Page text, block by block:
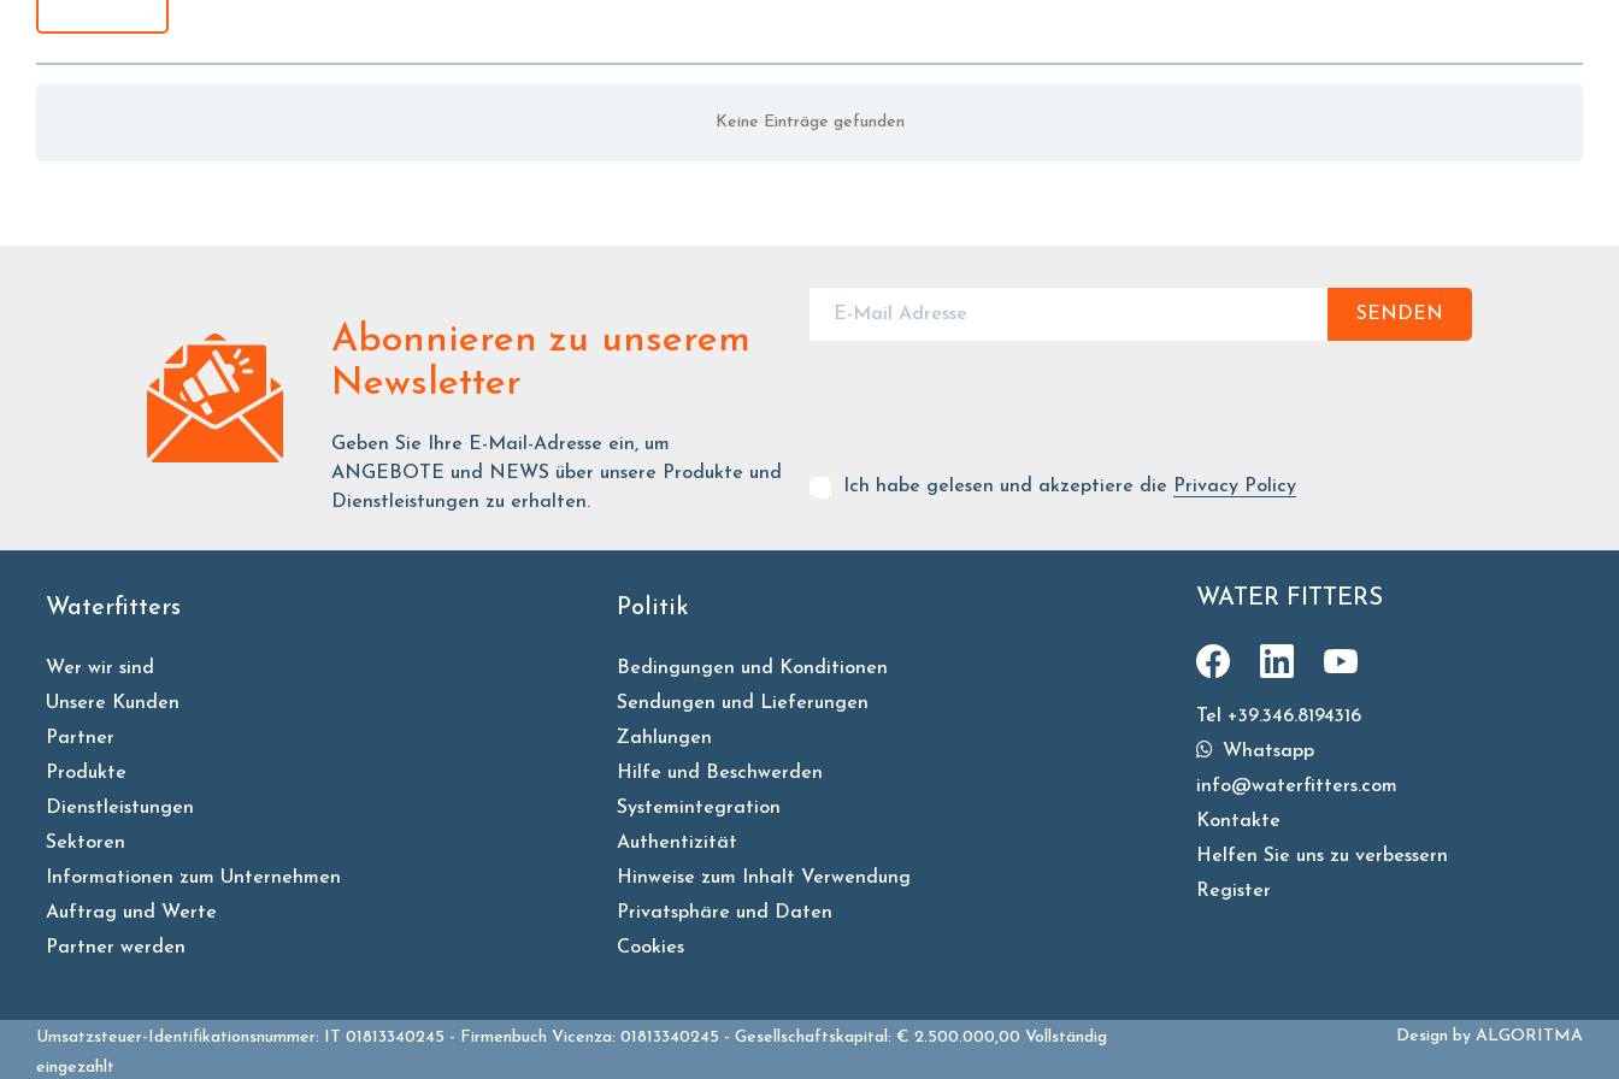
Keine Einträge gefunden
Abonnieren zu unserem
Newsletter
Geben Sie Ihre E-Mail-Adresse ein, um
ANGEBOTE und NEWS über unsere Produkte und
Dienstleistungen zu erhalten.
SENDEN
Ich habe gelesen und akzeptiere die Privacy Policy
Waterfitters
Wer wir sind
Unsere Kunden
Partner
Produkte
Dienstleistungen
Sektoren
Informationen zum Unternehmen
Auftrag und Werte
Partner werden
Politik
Bedingungen und Konditionen
Sendungen und Lieferungen
Zahlungen
Hilfe und Beschwerden
Systemintegration
Authentizität
Hinweise zum Inhalt Verwendung
Privatsphäre und Daten
Cookies
WATER FITTERS
Tel +39.346.8194316
Whatsapp
info@waterfitters.com
Kontakte
Helfen Sie uns zu verbessern
Register
Umsatzsteuer-Identifikationsnummer: IT 01813340245 - Firmenbuch Vicenza: 01813340245 - Gesellschaftskapital: € 2.500.000,00 Vollständig
eingezahlt
Design by ALGORITMA